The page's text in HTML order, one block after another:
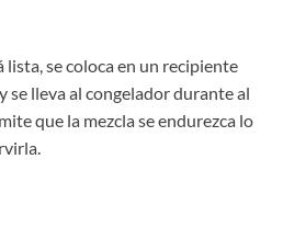
lista, se coloca en un recipiente
se lleva al congelador durante al
que la mezcla se endurezca lo